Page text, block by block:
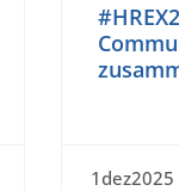
1dez2025